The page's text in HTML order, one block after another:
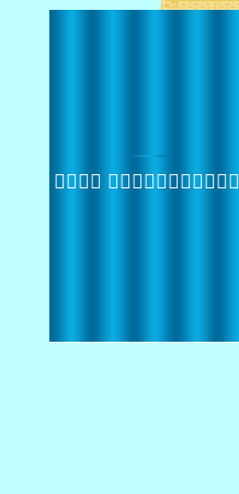
 